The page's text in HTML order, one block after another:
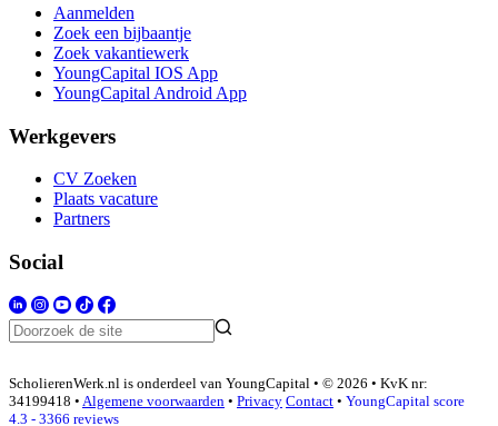
Aanmelden
Zoek een bijbaantje
Zoek vakantiewerk
YoungCapital IOS App
YoungCapital Android App
Werkgevers
CV Zoeken
Plaats vacature
Partners
Social
ScholierenWerk.nl is onderdeel van YoungCapital • © 2026 • KvK nr:
34199418 • Algemene voorwaarden • Privacy Contact • YoungCapital score
4.3 - 3366 reviews